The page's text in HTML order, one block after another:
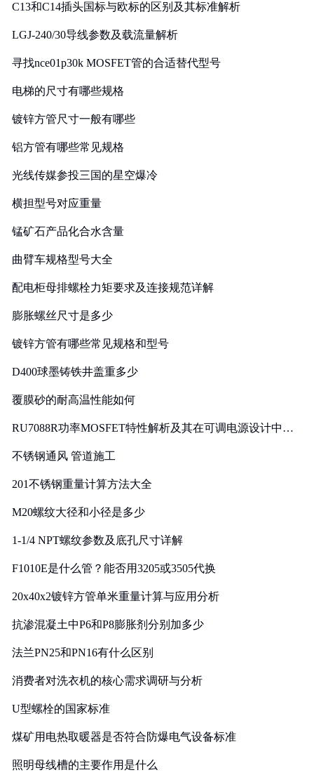
C13和C14插头国标与欧标的区别及其标准解析
LGJ-240/30导线参数及载流量解析
寻找nce01p30k MOSFET管的合适替代型号
电梯的尺寸有哪些规格
镀锌方管尺寸一般有哪些
铝方管有哪些常见规格
光线传媒参投三国的星空爆冷
横担型号对应重量
锰矿石产品化合水含量
曲臂车规格型号大全
配电柜母排螺栓力矩要求及连接规范详解
膨胀螺丝尺寸是多少
镀锌方管有哪些常见规格和型号
D400球墨铸铁井盖重多少
覆膜砂的耐高温性能如何
RU7088R功率MOSFET特性解析及其在可调电源设计中的
不锈钢通风 管道施工
201不锈钢重量计算方法大全
M20螺纹大径和小径是多少
1-1/4 NPT螺纹参数及底孔尺寸详解
F1010E是什么管？能否用3205或3505代换
20x40x2镀锌方管单米重量计算与应用分析
抗渗混凝土中P6和P8膨胀剂分别加多少
法兰PN25和PN16有什么区别
消费者对洗衣机的核心需求调研与分析
U型螺栓的国家标准
煤矿用电热取暖器是否符合防爆电气设备标准
照明母线槽的主要作用是什么